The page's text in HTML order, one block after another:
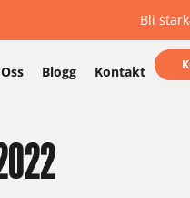
Bli
Blogg Kontakt